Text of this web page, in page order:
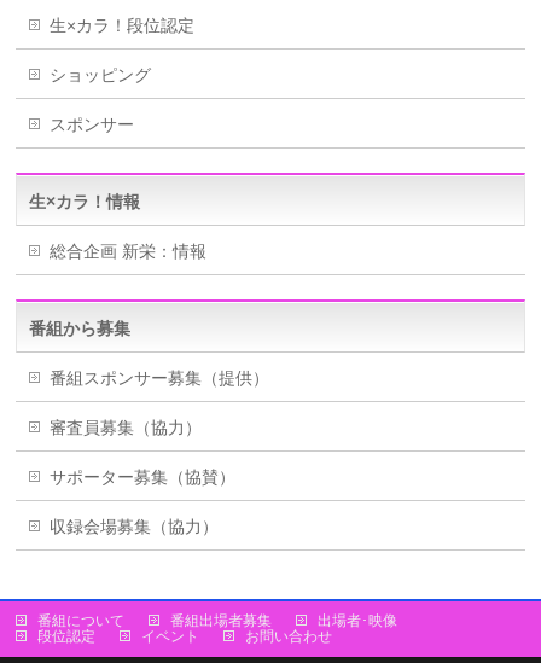
生×カラ！段位認定
ショッピング
スポンサー
生×カラ！情報
総合企画 新栄：情報
番組から募集
番組スポンサー募集（提供）
審査員募集（協力）
サポーター募集（協賛）
収録会場募集（協力）
番組について 番組出場者募集
出場者･映像
段位認定
イベント お問い合わせ